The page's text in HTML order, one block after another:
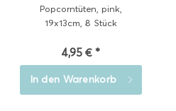
Popcorntüten, pink,
19x13cm, 8 Stück
4,95 € *
In den Warenkorb